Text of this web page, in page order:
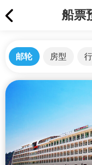
船票
邮轮 房型